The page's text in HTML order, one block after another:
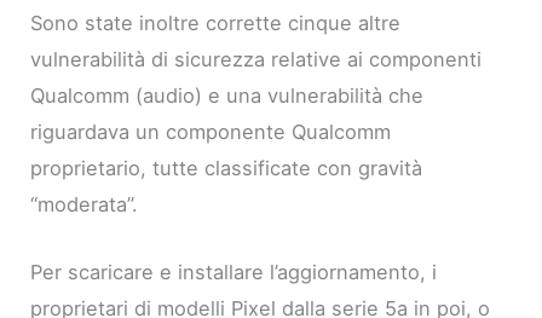
Sono state inoltre corrette cinque altre
vulnerabilità di sicurezza relative ai componenti
Qualcomm (audio) e una vulnerabilità che
riguardava un componente Qualcomm
proprietario, tutte classificate con gravità
“moderata”.
Per scaricare e installare l’aggiornamento, i
proprietari di modelli Pixel dalla serie 5a in poi, o